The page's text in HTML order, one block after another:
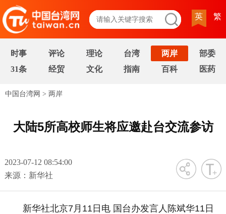
英 繁
时事 评论 理论 台湾 两岸
部委
31条
经贸 文化 指南 百科 医药
中国台湾网 > 两岸
大陆5所高校师生将应邀赴台交流参访
2023-07-12 08:54:00
来源：新华社
字号
新华社北京7月11日电 国台办发言人陈斌华11日